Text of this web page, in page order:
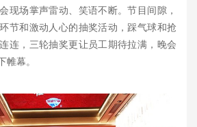
现场掌声雷动、笑语不断。节目间隙，
节和激动人心的抽奖活动，踩气球和抢
连，三轮抽奖更让员工期待拉满，晚会
幕。